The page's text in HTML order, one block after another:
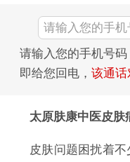
请输入您的手机号
即给您回电， 该通
太原肤康中医皮肤
皮肤问题困扰着